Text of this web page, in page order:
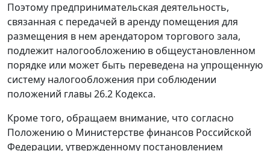
Поэтому предпринимательская деятельность,
связанная с передачей в аренду помещения для
размещения в нем арендатором торгового зала,
подлежит налогообложению в общеустановленном
порядке или может быть переведена на упрощенную
систему налогообложения при соблюдении
положений главы 26.2 Кодекса.
Кроме того, обращаем внимание, что согласно
Положению о Министерстве финансов Российской
Федерации, утвержденному постановлением